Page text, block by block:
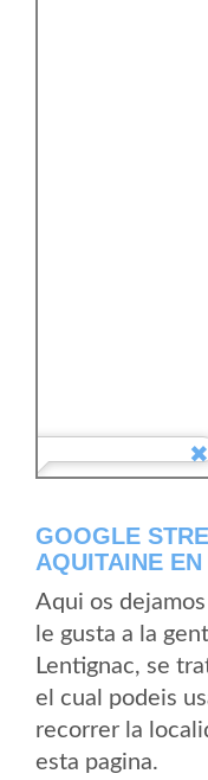
GOOGLE
AQUITAINE
Aqui os
le gusta a la
Lentignac, se
el cual podeis
recorrer la
esta pagina.